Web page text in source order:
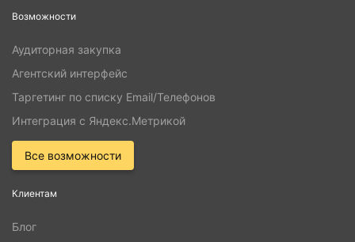
Возможности
Аудиторная закупка
Агентский интерфейс
Таргетинг по списку Email/Телефонов
Интеграция с Яндекс.Метрикой
Все возможности
Клиентам
Блог